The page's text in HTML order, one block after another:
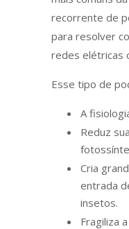
recorrente de
para resolver
redes elétricas
Esse tipo de
A
Reduz
Cria
entrada
insetos.
Fragiliza